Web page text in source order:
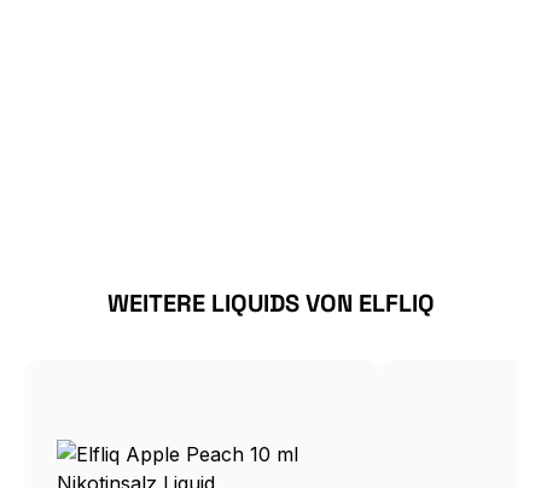
Produktgalerie überspringen
WEITERE LIQUIDS VON ELFLIQ